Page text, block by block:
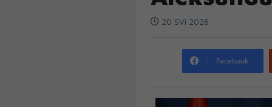
20 SVI 2026
Facebook